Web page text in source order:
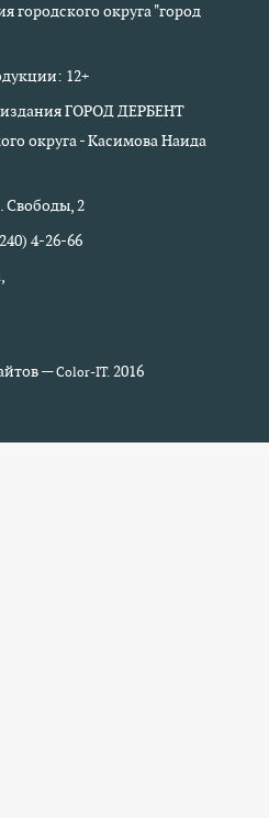
городского округа "город
12+
издания ГОРОД ДЕРБЕНТ
округа - Касимова Наида
Свободы, 2
4-26-66
—Color-IT.2016